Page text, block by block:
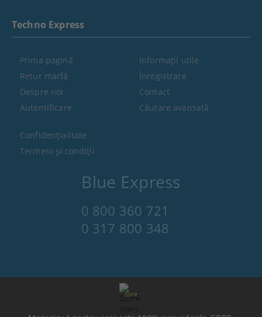
Blue Express
0 800 360 721
0 317 800 348
Techno Express
Prima pagină
Retur marfă
Despre noi
Autentificare
Informaţii utile
Înregistrare
Contact
Căutare avansată
Confidenţialitate
Termeni şi condiţii
GDPR